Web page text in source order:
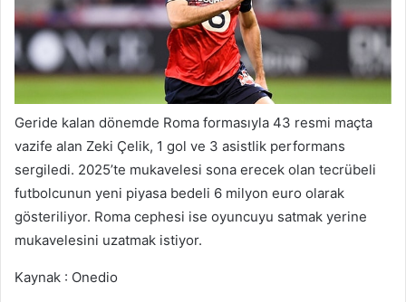
Geride kalan dönemde Roma formasıyla 43 resmi maçta
vazife alan Zeki Çelik, 1 gol ve 3 asistlik performans
sergiledi. 2025’te mukavelesi sona erecek olan tecrübeli
futbolcunun yeni piyasa bedeli 6 milyon euro olarak
gösteriliyor. Roma cephesi ise oyuncuyu satmak yerine
mukavelesini uzatmak istiyor.
Kaynak : Onedio